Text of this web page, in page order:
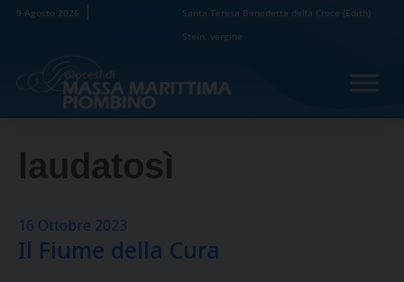
Skip9 Agosto 2026
Santa Teresa Benedetta della Croce (Edith)
Stein, vergine
laudatosì
16 Ottobre 2023
Il Fiume della Cura